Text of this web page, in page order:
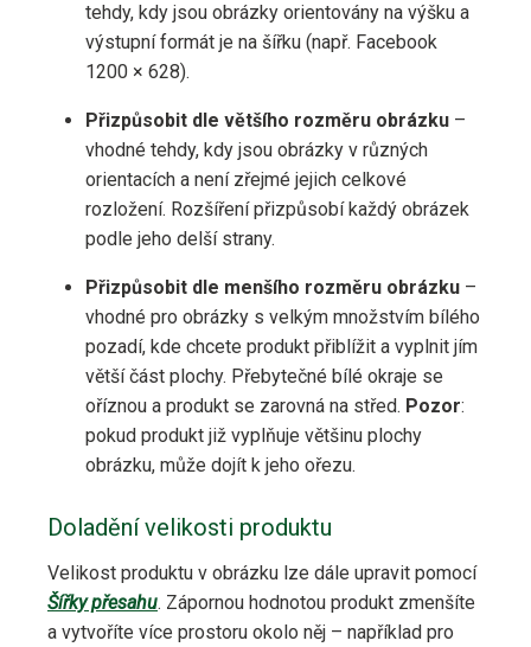
tehdy, kdy jsou obrázky orientovány na výšku a
výstupní formát je na šířku (např. Facebook
1200 × 628).
Přizpůsobit dle většího rozměru obrázku –
vhodné tehdy, kdy jsou obrázky v různých
orientacích a není zřejmé jejich celkové
rozložení. Rozšíření přizpůsobí každý obrázek
podle jeho delší strany.
Přizpůsobit dle menšího rozměru obrázku –
vhodné pro obrázky s velkým množstvím bílého
pozadí, kde chcete produkt přiblížit a vyplnit jím
větší část plochy. Přebytečné bílé okraje se
oříznou a produkt se zarovná na střed. Pozor:
pokud produkt již vyplňuje většinu plochy
obrázku, může dojít k jeho ořezu.
Doladění velikosti produktu
Velikost produktu v obrázku lze dále upravit pomocí
Šířky přesahu. Zápornou hodnotou produkt zmenšíte
a vytvoříte více prostoru okolo něj – například pro